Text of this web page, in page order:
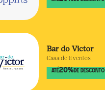
Bar do Victor
Casa de Eventos
ATÉ20% DE DESCONTO